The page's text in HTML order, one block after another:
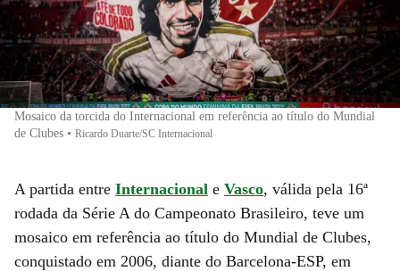
Mosaico da torcida do Internacional em referência ao título do Mundial
de Clubes • Ricardo Duarte/SC Internacional
A partida entre Internacional e Vasco, válida pela 16ª
rodada da Série A do Campeonato Brasileiro, teve um
mosaico em referência ao título do Mundial de Clubes,
conquistado em 2006, diante do Barcelona-ESP, em